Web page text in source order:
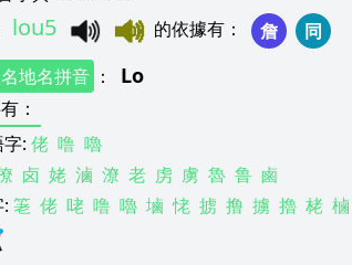
lou5 的依據有： 詹
同
地名拼音 ： Lo
：
: 佬 噜 嚕
卤 姥 滷 潦 老 虏 虜 魯 鲁 鹵
䇭 佬 咾 噜 嚕 塷 恅 掳 撸 擄 擼 栳 樐